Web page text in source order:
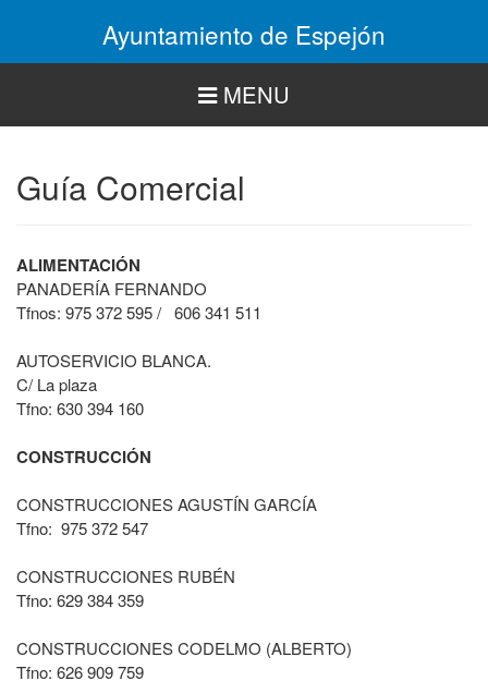
Ayuntamiento de Espejón
MENU
Guía Comercial
ALIMENTACIÓN
PANADERÍA FERNANDO
Tfnos: 975 372 595 / 606 341 511
AUTOSERVICIO BLANCA.
C/ La plaza
Tfno: 630 394 160
CONSTRUCCIÓN
CONSTRUCCIONES AGUSTÍN GARCÍA
Tfno: 975 372 547
CONSTRUCCIONES RUBÉN
Tfno: 629 384 359
CONSTRUCCIONES CODELMO (ALBERTO)
Tfno: 626 909 759